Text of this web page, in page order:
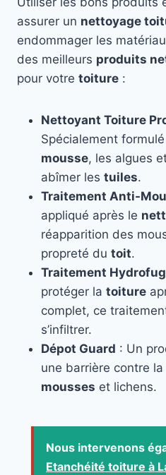
assurer un nettoyage
endommager les
des meilleurs produits
pour votre toiture :
Nettoyant Toiture
Spécialement
mousse, les algues
abîmer les tuiles.
Traitement Anti-
appliqué après le
réapparition des
propreté du toit.
Traitement
protéger la toiture
complet, ce
s’infiltrer.
Dépot Guard : Un
une barrière contre
mousses et lichens.
Nous intervenons
Etanchéité toiture à